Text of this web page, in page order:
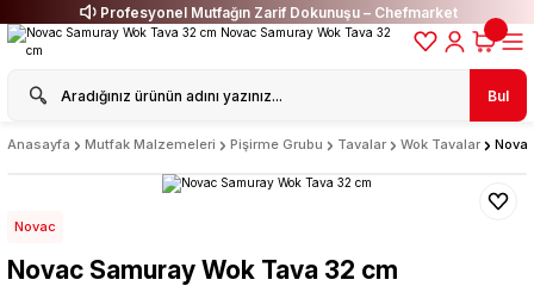
Profesyonel Mutfağın Zarif Dokunuşu – Chefmarket
Bul
Anasayfa Mutfak Malzemeleri Pişirme Grubu Tavalar Wok Tavalar
Novac
Novac Samuray Wok Tava 32 cm